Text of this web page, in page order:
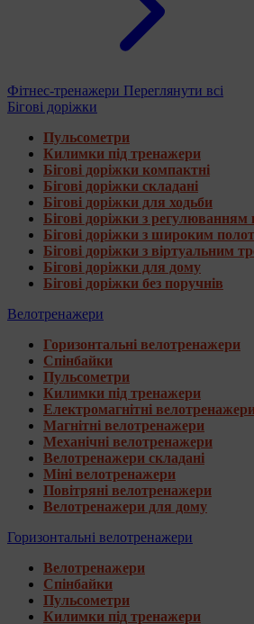
Фітнес-тренажери Переглянути всі
Бігові доріжки
Пульсометри
Килимки під тренажери
Бігові доріжки компактні
Бігові доріжки складані
Бігові доріжки для ходьби
Бігові доріжки з регулюванням
Бігові доріжки з широким
Бігові доріжки з віртуальним
Бігові доріжки для дому
Бігові доріжки без поручнів
Велотренажери
Горизонтальні велотренажери
Спінбайки
Пульсометри
Килимки під тренажери
Електромагнітні
Магнітні велотренажери
Механічні велотренажери
Велотренажери складані
Міні велотренажери
Повітряні велотренажери
Велотренажери для дому
Горизонтальні велотренажери
Велотренажери
Спінбайки
Пульсометри
Килимки під тренажери